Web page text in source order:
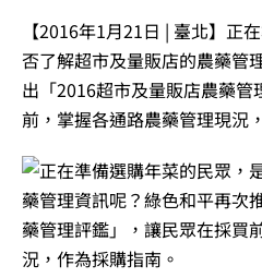
【2016年1月21日 | 臺北】正
否了解超市及量販店的農藥管
出「2016超市及量販店農藥管
前，掌握各通路農藥管理現況